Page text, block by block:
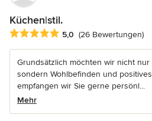
Küchen|stil.
Durchschnittliche Bewertung: 5
5,0 (26 Bewertungen)
Grundsätzlich möchten wir nicht
sondern Wohlbefinden und
empfangen wir Sie gerne persönl...
Mehr